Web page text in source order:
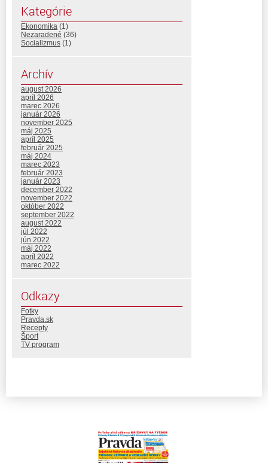
Kategórie
Ekonomika (1)
Nezaradené (36)
Socializmus (1)
Archív
august 2026
apríl 2026
marec 2026
január 2026
november 2025
máj 2025
apríl 2025
február 2025
máj 2024
marec 2023
február 2023
január 2023
december 2022
november 2022
október 2022
september 2022
august 2022
júl 2022
jún 2022
máj 2022
apríl 2022
marec 2022
Odkazy
Fotky
Pravda.sk
Recepty
Šport
TV program